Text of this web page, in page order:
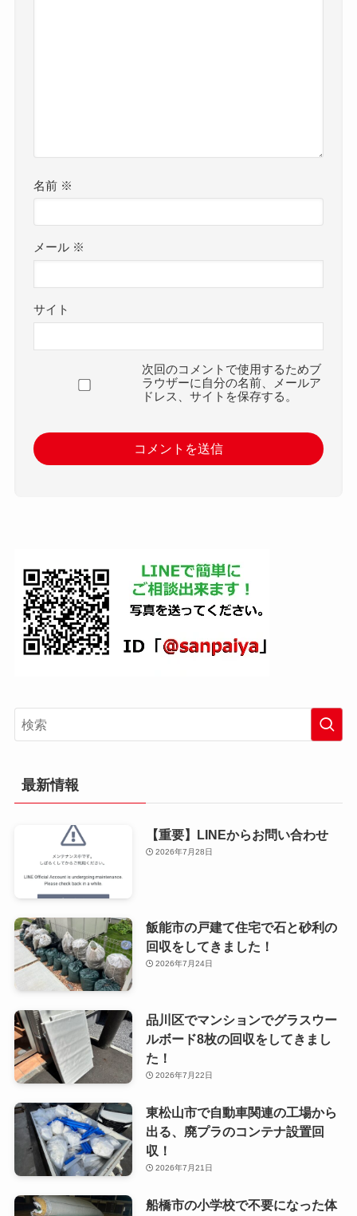
名前 ※
メール ※
サイト
次回のコメントで使用するためブ
ラウザーに自分の名前、メールア
ドレス、サイトを保存する。
最新情報
【重要】LINEからお問い合わせ
2026年7月28日
飯能市の戸建て住宅で石と砂利の
回収をしてきました！
2026年7月24日
品川区でマンションでグラスウー
ルボード8枚の回収をしてきまし
た！
2026年7月22日
東松山市で自動車関連の工場から
出る、廃プラのコンテナ設置回
収！
2026年7月21日
船橋市の小学校で不要になった体